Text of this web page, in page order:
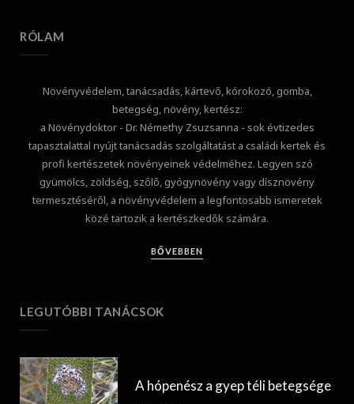
RÓLAM
Növényvédelem, tanácsadás, kártevő, kórokozó, gomba,
betegség, növény, kertész:
a Növénydoktor - Dr. Némethy Zsuzsanna - sok évtizedes
tapasztalattal nyújt tanácsadás szolgáltatást a családi kertek és
profi kertészetek növényeinek védelméhez. Legyen szó
gyümölcs, zöldség, szőlő, gyógynövény vagy dísznövény
termesztéséről, a növényvédelem a legfontosabb ismeretek
közé tartozik a kertészkedők számára.
BŐVEBBEN
LEGUTÓBBI TANÁCSOK
A hópenész a gyep téli betegsége